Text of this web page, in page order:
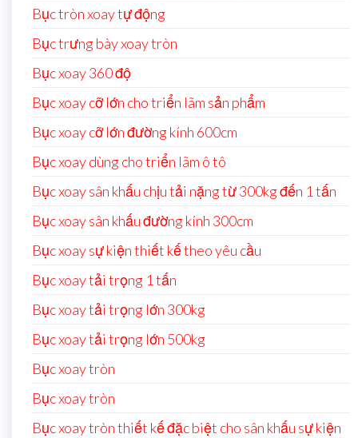
Bục tròn xoay tự động
Bục trưng bày xoay tròn
Bục xoay 360 độ
Bục xoay cỡ lớn cho triển lãm sản phẩm
Bục xoay cỡ lớn đường kính 600cm
Bục xoay dùng cho triển lãm ô tô
Bục xoay sân khấu chịu tải nặng từ 300kg đến 1 tấn
Bục xoay sân khấu đường kính 300cm
Bục xoay sự kiện thiết kế theo yêu cầu
Bục xoay tải trọng 1 tấn
Bục xoay tải trọng lớn 300kg
Bục xoay tải trọng lớn 500kg
Bục xoay tròn
Bục xoay tròn
Bục xoay tròn thiết kế đặc biệt cho sân khấu sự kiện